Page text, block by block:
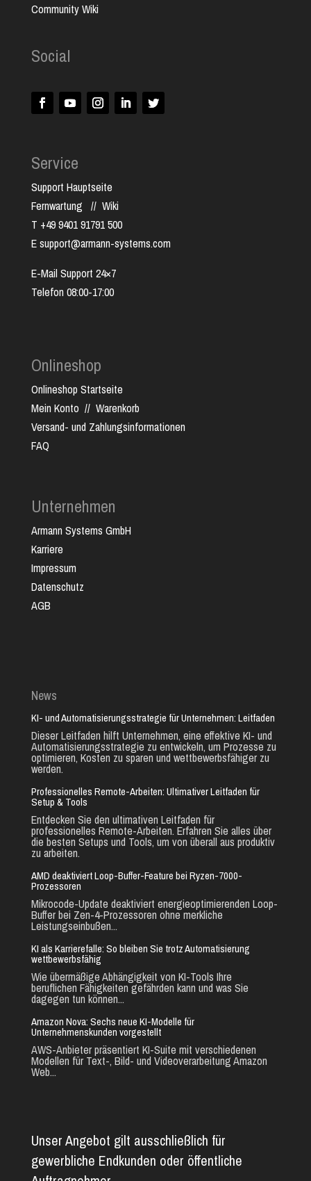
Community Wiki
Social
Service
Support Hauptseite
Fernwartung // Wiki
T +49 9401 91791 500
E support@armann-systems.com
E-Mail Support 24×7
Telefon 08:00-17:00
Onlineshop
Onlineshop Startseite
Mein Konto // Warenkorb
Versand- und Zahlungsinformationen
FAQ
Unternehmen
Armann Systems GmbH
Karriere
Impressum
Datenschutz
AGB
News
KI- und Automatisierungsstrategie für Unternehmen: Leitfaden
Dieser Leitfaden hilft Unternehmen, eine effektive KI- und
Automatisierungsstrategie zu entwickeln, um Prozesse zu
optimieren, Kosten zu sparen und wettbewerbsfähiger zu
werden.
Professionelles Remote-Arbeiten: Ultimativer Leitfaden für
Setup & Tools
Entdecken Sie den ultimativen Leitfaden für
professionelles Remote-Arbeiten. Erfahren Sie alles über
die besten Setups und Tools, um von überall aus produktiv
zu arbeiten.
AMD deaktiviert Loop-Buffer-Feature bei Ryzen-7000-
Prozessoren
Mikrocode-Update deaktiviert energieoptimierenden Loop-
Buffer bei Zen-4-Prozessoren ohne merkliche
Leistungseinbußen...
KI als Karrierefalle: So bleiben Sie trotz Automatisierung
wettbewerbsfähig
Wie übermäßige Abhängigkeit von KI-Tools Ihre
beruflichen Fähigkeiten gefährden kann und was Sie
dagegen tun können...
Amazon Nova: Sechs neue KI-Modelle für
Unternehmenskunden vorgestellt
AWS-Anbieter präsentiert KI-Suite mit verschiedenen
Modellen für Text-, Bild- und Videoverarbeitung Amazon
Web...
Unser Angebot gilt ausschließlich für
gewerbliche Endkunden oder öffentliche